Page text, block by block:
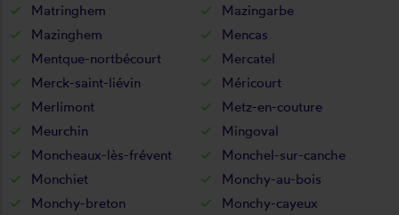
Matringhem
Mazingarbe
Mazinghem
Mencas
Mentque-nortbécourt
Mercatel
Merck-saint-liévin
Méricourt
Merlimont
Metz-en-couture
Meurchin
Mingoval
Moncheaux-lès-frévent
Monchel-sur-canche
Monchiet
Monchy-au-bois
Monchy-breton
Monchy-cayeux